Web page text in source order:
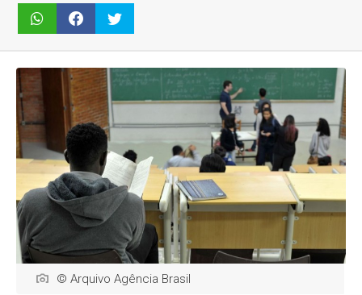
© Arquivo Agência Brasil